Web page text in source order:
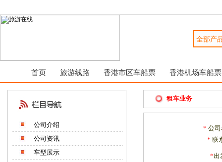
首页 旅游线路 香港市区车船票 香港机场车船票
公司介绍
公司资讯
车型展示
租车业务
* 公
* 联
*出